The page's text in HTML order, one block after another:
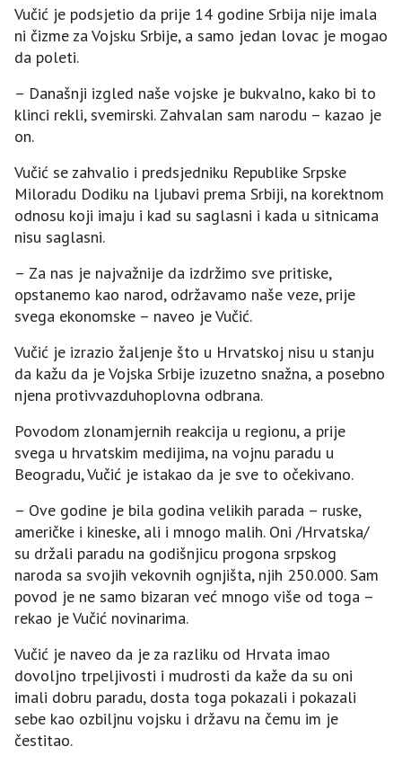
Vučić je podsjetio da prije 14 godine Srbija nije imala
ni čizme za Vojsku Srbije, a samo jedan lovac je mogao
da poleti.
– Današnji izgled naše vojske je bukvalno, kako bi to
klinci rekli, svemirski. Zahvalan sam narodu – kazao je
on.
Vučić se zahvalio i predsjedniku Republike Srpske
Miloradu Dodiku na ljubavi prema Srbiji, na korektnom
odnosu koji imaju i kad su saglasni i kada u sitnicama
nisu saglasni.
– Za nas je najvažnije da izdržimo sve pritiske,
opstanemo kao narod, održavamo naše veze, prije
svega ekonomske – naveo je Vučić.
Vučić je izrazio žaljenje što u Hrvatskoj nisu u stanju
da kažu da je Vojska Srbije izuzetno snažna, a posebno
njena protivvazduhoplovna odbrana.
Povodom zlonamjernih reakcija u regionu, a prije
svega u hrvatskim medijima, na vojnu paradu u
Beogradu, Vučić je istakao da je sve to očekivano.
– Ove godine je bila godina velikih parada – ruske,
američke i kineske, ali i mnogo malih. Oni /Hrvatska/
su držali paradu na godišnjicu progona srpskog
naroda sa svojih vekovnih ognjišta, njih 250.000. Sam
povod je ne samo bizaran već mnogo više od toga –
rekao je Vučić novinarima.
Vučić je naveo da je za razliku od Hrvata imao
dovoljno trpeljivosti i mudrosti da kaže da su oni
imali dobru paradu, dosta toga pokazali i pokazali
sebe kao ozbiljnu vojsku i državu na čemu im je
čestitao.